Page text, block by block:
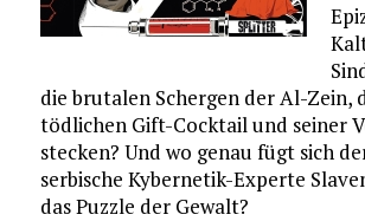
die brutalen Schergen der Al-Zein,
tödlichen Gift-Cocktail und seiner
stecken? Und wo genau fügt sich
serbische Kybernetik-Experte
das Puzzle der Gewalt?